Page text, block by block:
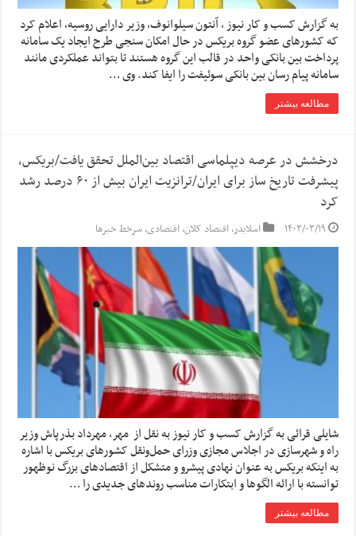
به گزارش کسب و کار نیوز ، آنتون سیلوانوف، وزیر دارایی روسیه، اعلام کرد
که کشورهای عضو گروه بریکس در حال امکان سنجی طرح ایجاد یک سامانه
پرداخت بین بانکی واحد در قالب این گروه هستند تا بتواند عملکردی مانند
سامانه پیام رسان بین بانکی سوئیفت را ایفا کند. وی …
مطالعه بیشتر
درخشش در عرصه دیپلماسی اقتصاد بین‌الملل تحقق یافت/بریکس،
پیشرفت تاریخ ساز برای ایران/ترانزیت ایران بیش از ۶۰ درصد رشد
کرد
۱۴۰۳/۰۳/۱۹ اسلایدر,اقتصاد کلان,اقتصادی,سرخط خبرها
شایلی قرائی به گزارش کسب و کار نیوز به نقل از مهر، مهرداد بذرپاش وزیر
راه و شهرسازی در اجلاس مجازی وزرای حمل‌ونقل کشورهای بریکس با اشاره
به اینکه بریکس به عنوان نهادی پیشرو و متشکل از اقتصادهای بزرگ نوظهور
توانسته با ارائه الگوها و ابتکارات مناسب روندهای جدیدی را …
مطالعه بیشتر